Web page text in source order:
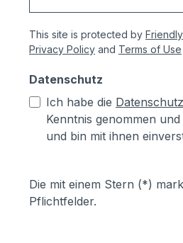
This site is protected by
Privacy Policy and Terms of Use
Datenschutz
Ich habe die
Kenntnis genommen und
und bin mit ihnen
Die mit einem Stern (*)
Pflichtfelder.